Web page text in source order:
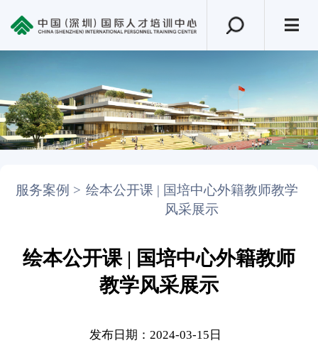
服务案例 > 绘本公开课 | 国培中心外籍教师教学
风采展示
绘本公开课 | 国培中心外籍教师
教学风采展示
发布日期：2024-03-15日